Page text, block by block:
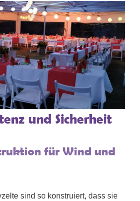
und Sicherheit
für Wind und
sind so konstruiert, dass sie